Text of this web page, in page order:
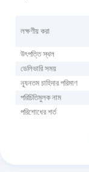
লক্ষণীয় করা
উৎপত্তি স্থল
ডেলিভারি সময়
ন্যূনতম চাহিদার পরিমাণ
পরিচিতিমুলক নাম
পরিশোধের শর্ত